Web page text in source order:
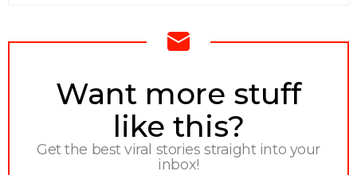
NEWSLETTER
Want more stuff
like this?
Get the best viral stories straight into your
inbox!